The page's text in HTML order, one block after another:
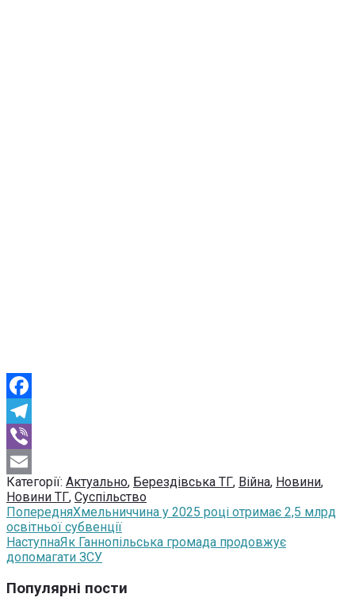
Facebook
Telegram
Viber
Email
Категорії: Актуально, Берездівська ТГ, Війна, Новини,
Новини ТГ, Суспільство
ПопередняХмельниччина у 2025 році отримає 2,5 млрд
освітньої субвенції
НаступнаЯк Ганнопільська громада продовжує
допомагати ЗСУ
Популярні пости